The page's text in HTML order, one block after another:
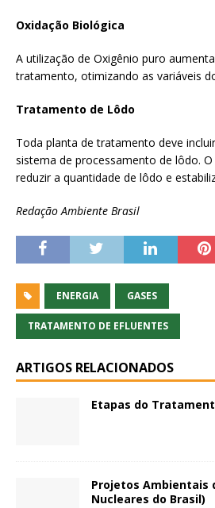
Oxidação Biológica
A utilização de Oxigênio puro
tratamento, otimizando as variáveis
Tratamento de Lôdo
Toda planta de tratamento deve
sistema de processamento de lôdo.
reduzir a quantidade de lôdo e
Redação Ambiente Brasil
ENERGIA GASES
TRATAMENTO DE EFLUENTES
ARTIGOS RELACIONADOS
Etapas do
Projetos Ambientais
Nucleares do Brasil)